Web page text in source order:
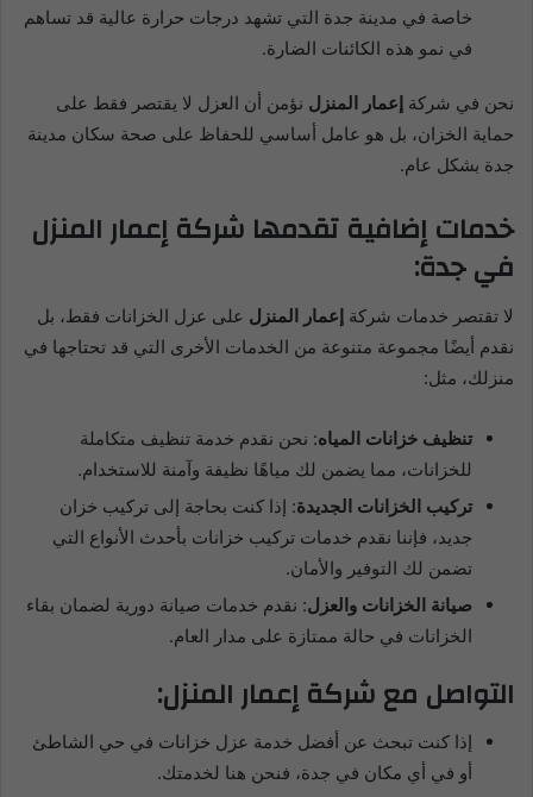
خاصة في مدينة جدة التي تشهد درجات حرارة عالية قد تساهم
في نمو هذه الكائنات الضارة.
نحن في شركة إعمار المنزل نؤمن أن العزل لا يقتصر فقط على
حماية الخزان، بل هو عامل أساسي للحفاظ على صحة سكان مدينة
جدة بشكل عام.
خدمات إضافية تقدمها شركة إعمار المنزل
في جدة:
لا تقتصر خدمات شركة إعمار المنزل على عزل الخزانات فقط، بل
نقدم أيضًا مجموعة متنوعة من الخدمات الأخرى التي قد تحتاجها في
منزلك، مثل:
تنظيف خزانات المياه: نحن نقدم خدمة تنظيف متكاملة
للخزانات، مما يضمن لك مياهًا نظيفة وآمنة للاستخدام.
تركيب الخزانات الجديدة: إذا كنت بحاجة إلى تركيب خزان
جديد، فإننا نقدم خدمات تركيب خزانات بأحدث الأنواع التي
تضمن لك التوفير والأمان.
صيانة الخزانات والعزل: نقدم خدمات صيانة دورية لضمان بقاء
الخزانات في حالة ممتازة على مدار العام.
التواصل مع شركة إعمار المنزل:
إذا كنت تبحث عن أفضل خدمة عزل خزانات في حي الشاطئ
أو في أي مكان في جدة، فنحن هنا لخدمتك.